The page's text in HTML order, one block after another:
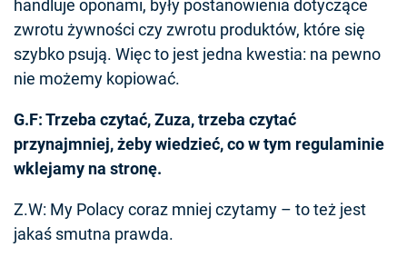
handluje oponami, były postanowienia dotyczące
zwrotu żywności czy zwrotu produktów, które się
szybko psują. Więc to jest jedna kwestia: na pewno
nie możemy kopiować.
G.F: Trzeba czytać, Zuza, trzeba czytać
przynajmniej, żeby wiedzieć, co w tym regulaminie
wklejamy na stronę.
Z.W: My Polacy coraz mniej czytamy – to też jest
jakaś smutna prawda.